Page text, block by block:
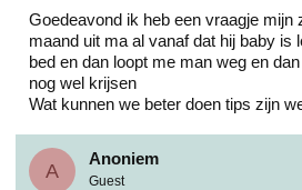
t
a
r
t
e
r
Goedeavond ik heb een vraagje mijn
maand uit ma al vanaf dat hij baby is
bed en dan loopt me man weg en
nog wel krijsen
Wat kunnen we beter doen tips zijn
A
Anoniem
Guest